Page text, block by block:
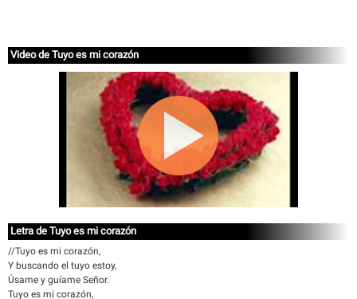
Video de Tuyo es mi corazón
Letra de Tuyo es mi corazón
//Tuyo es mi corazón,
Y buscando el tuyo estoy,
Úsame y guíame Señor.
Tuyo es mi corazón,